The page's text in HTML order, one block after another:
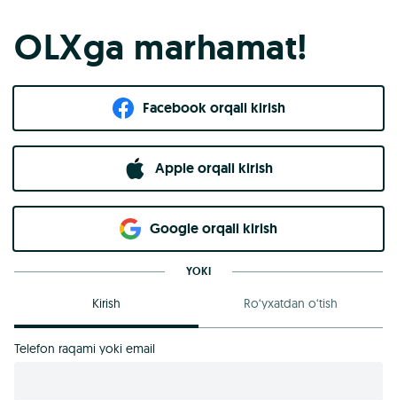
OLXga marhamat!
Facebook orqali kirish​
Apple orqali kirish
Goo​g​le orqali kirish
YOKI
Kirish Ro‘yxatdan o‘tish
Telefon raqami yoki email